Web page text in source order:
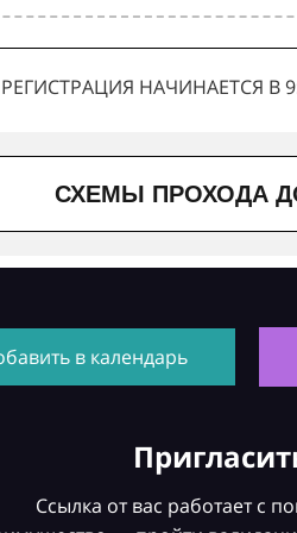
РЕГИСТРАЦИЯ НАЧИНАЕТСЯ В
СХЕМЫ ПРОХОДА
в календарь
Ссылка от вас работает с